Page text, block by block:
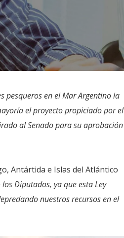
pesqueros en el Mar Argentino la
el proyecto propiciado por el
al Senado para su aprobación
Antártida e Islas del Atlántico
Diputados, ya que esta Ley
nuestros recursos en el